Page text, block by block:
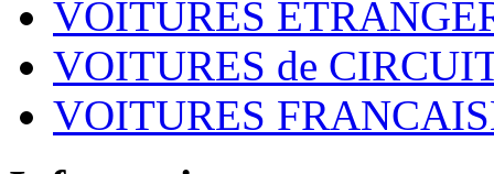
VOITURES
VOITURES de
VOITURES